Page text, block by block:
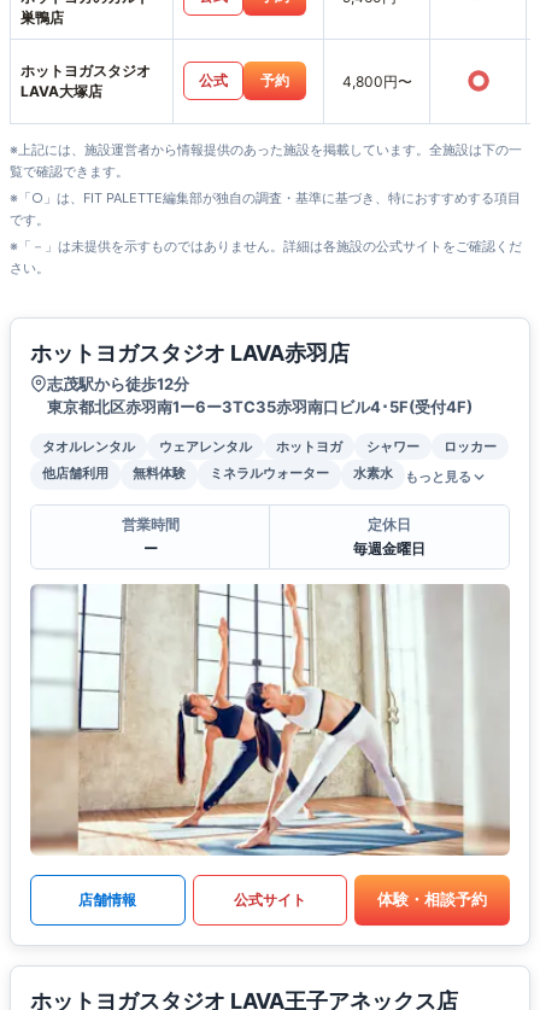
巣鴨店
ホットヨガスタジオ
LAVA大塚店
公式 予約 4,800円〜 ○
※上記には、施設運営者から情報提供のあった施設を掲載しています。全施設は下の一
覧で確認できます。
※「○」は、FIT PALETTE編集部が独自の調査・基準に基づき、特におすすめする項目
です。
※「－」は未提供を示すものではありません。詳細は各施設の公式サイトをご確認くだ
さい。
ホットヨガスタジオ LAVA赤羽店
志茂駅から徒歩12分
東京都北区赤羽南1ー6ー3TC35赤羽南口ビル4･5F(受付4F)
タオルレンタル ウェアレンタル ホットヨガ シャワー
ロッカー
他店舗利用
無料体験 ミネラルウォーター 水素水 もっと見る
営業時間
ー
定休日
毎週金曜日
店舗情報 公式サイト 体験・相談予約
ホットヨガスタジオ LAVA王子アネックス店